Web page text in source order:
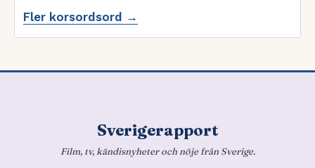
Fler korsordsord →
Sverigerapport
Film, tv, kändisnyheter och nöje från Sverige.